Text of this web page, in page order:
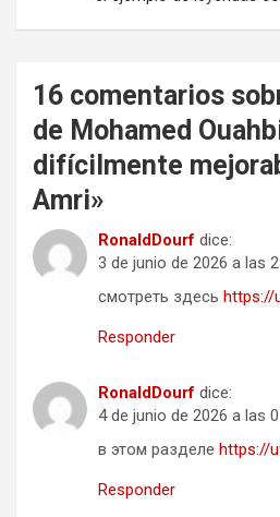
16 comentarios
de Mohamed
difícilmente
Amri»
RonaldDourf dice:
3 de junio de 2026 a las
смотреть здесь https://
Responder
RonaldDourf dice:
4 de junio de 2026 a las
в этом разделе https://
Responder